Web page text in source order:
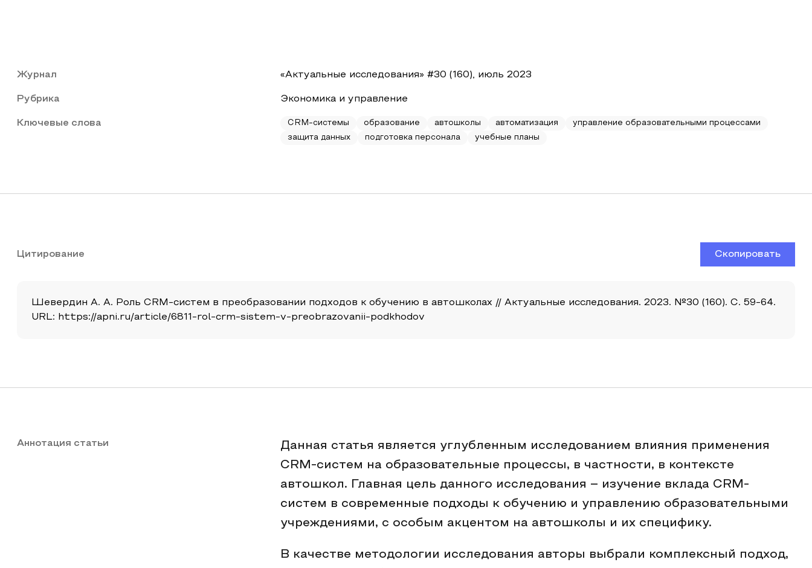
Журнал «Актуальные исследования» #30 (160), июль 2023
Рубрика Экономика и управление
Ключевые слова CRM-системы образование автошколы автоматизация
управление образовательными процессами
защита данных
подготовка персонала учебные планы
Цитирование Скопировать
Шевердин А. А. Роль CRM-систем в преобразовании подходов к обучению в автошколах // Актуальные исследования. 2023. №30 (160). С. 59-64.
URL: https://apni.ru/article/6811-rol-crm-sistem-v-preobrazovanii-podkhodov
Аннотация статьи
Данная статья является углубленным исследованием влияния применения
CRM-систем на образовательные процессы, в частности, в контексте
автошкол. Главная цель данного исследования – изучение вклада CRM-
систем в современные подходы к обучению и управлению образовательными
учреждениями, с особым акцентом на автошколы и их специфику.
В качестве методологии исследования авторы выбрали комплексный подход,